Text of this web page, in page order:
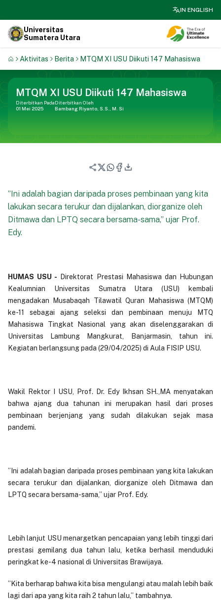
IN ENGLISH
Universitas
Sumatera Utara
Aktivitas Berita MTQM XI USU Diikuti 147 Mahasiswa
MTQM XI USU Diikuti 147 Mahasiswa
Diterbitkan Pada
01 Mei 2025
Diterbitkan Oleh
Bambang Riyanto, S.S., M. Si
”Ini adalah bagian daripada proses pembinaan yang kita
lakukan secara terukur dan dijalankan, diorganize oleh
Ditmawa dan LPTQ secara bersama-sama,” ujar Prof.
Edy.
HUMAS USU - Direktorat Prestasi Mahasiswa dan Hubungan
Kealumnian Universitas Sumatra Utara (USU) kembali
mengadakan Musabaqah Tilawatil Quran Mahasiswa (MTQM)
ke-11 sebagai ajang seleksi dan pembinaan menuju MTQ
Mahasiswa Tingkat Nasional yang akan diselenggarakan di
Universitas Lambung Mangkurat, Banjarmasin, tahun ini.
Kegiatan berlangsung pada (29/04/2025) di Aula FISIP USU.
Wakil Rektor I USU, Prof. Dr. Edy Ikhsan SH.,MA menyatakan
bahwa ajang dua tahunan ini merupakan hasil dari proses
pembinaan berjenjang yang sudah dilakukan sejak masa
pandemi.
”Ini adalah bagian daripada proses pembinaan yang kita lakukan
secara terukur dan dijalankan, diorganize oleh Ditmawa dan
LPTQ secara bersama-sama,” ujar Prof. Edy.
Lebih lanjut USU menargetkan pencapaian yang lebih tinggi dari
prestasi gemilang dua tahun lalu, ketika berhasil menduduki
peringkat ke-4 nasional di Universitas Brawijaya.
”Kita berharap bahwa kita bisa mengulangi atau malah lebih baik
lagi dari apa yang kita raih 2 tahun lalu,” tambahnya.